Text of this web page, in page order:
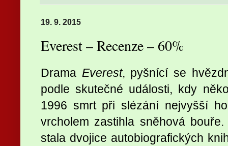
19. 9. 2015
Everest – Recenze – 60%
Drama Everest, pyšnící se
podle skutečné události, kdy
1996 smrt při slézání nejvyšší
vrcholem zastihla sněhová
stala dvojice autobiografických